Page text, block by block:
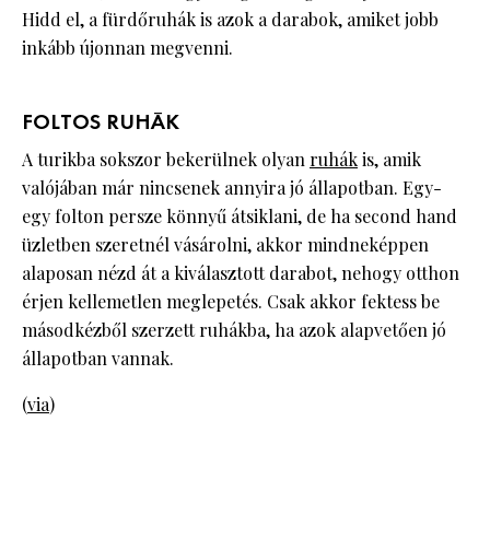
Hidd el, a fürdőruhák is azok a darabok, amiket jobb
inkább újonnan megvenni.
FOLTOS RUHÁK
A turikba sokszor bekerülnek olyan ruhákis, amik
valójában már nincsenek annyira jó állapotban. Egy-
egy folton persze könnyű átsiklani, de ha second hand
üzletben szeretnél vásárolni, akkor mindneképpen
alaposan nézd át a kiválasztott darabot, nehogy otthon
érjen kellemetlen meglepetés. Csak akkor fektess be
másodkézből szerzett ruhákba, ha azok alapvetően jó
állapotban vannak.
(via)